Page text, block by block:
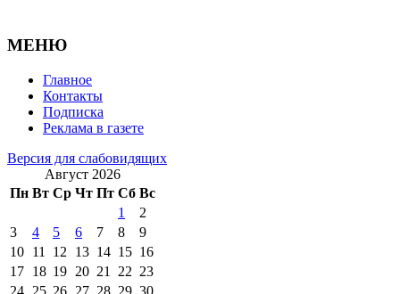
МЕНЮ
Главное
Контакты
Подписка
Реклама в газете
Версия для слабовидящих
Август 2026
Пн Вт Ср Чт Пт Сб Вс
1
2
3
4 5 6 7 8
9
10 11 12 13 14 15 16
17 18 19 20 21 22 23
24 25 26 27 28 29 30